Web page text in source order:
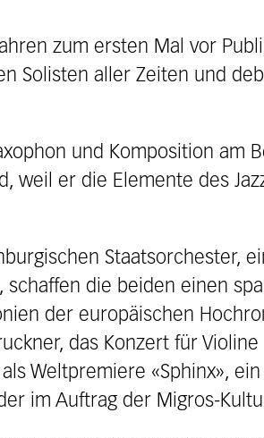
zum ersten Mal vor
Solisten aller Zeiten und
und Komposition am
weil er die Elemente des
Staatsorchester,
schaffen die beiden einen
der europäischen
das Konzert für
Weltpremiere «Sphinx»,
im Auftrag der Migros-